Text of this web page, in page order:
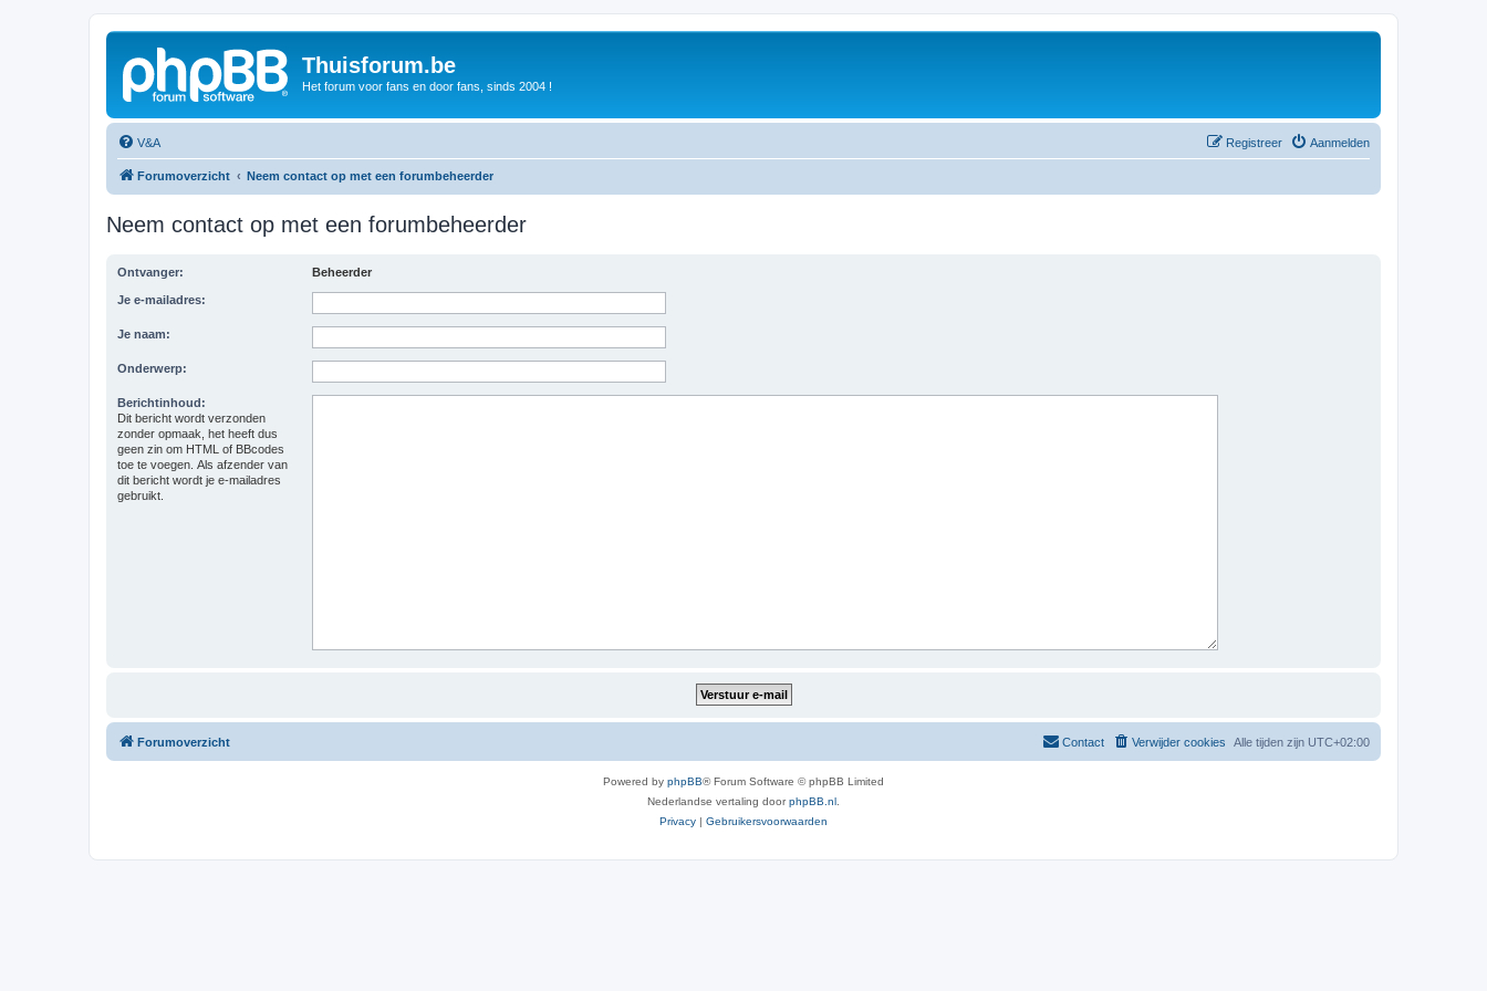
Thuisforum.be
Het forum voor fans en door fans, sinds 2004 !
V&A Aanmelden
Registreer
Forumoverzicht Neem contact op met een forumbeheerder
Neem contact op met een forumbeheerder
Ontvanger: Beheerder
Je e-mailadres:
Je naam:
Onderwerp:
Berichtinhoud:
Dit bericht wordt verzonden
zonder opmaak, het heeft dus
geen zin om HTML of BBcodes
toe te voegen. Als afzender van
dit bericht wordt je e-mailadres
gebruikt.
Forumoverzicht Alle tijden zijn UTC+02:00
Verwijder cookies
Contact
Powered by phpBB® Forum Software © phpBB Limited
Nederlandse vertaling doorphpBB.nl
Privacy | Gebruikersvoorwaarden